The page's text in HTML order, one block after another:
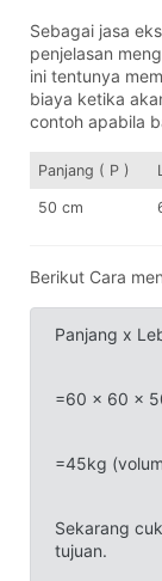
Sebagai jasa
penjelasan
ini tentunya
biaya ketika
contoh apabila
Panjang ( P )
50 cm
Berikut Cara
Panjang x
=60 x 60 x
=45kg
Sekarang
tujuan.